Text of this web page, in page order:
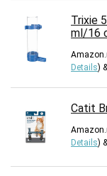
Trixie
ml/16
Details) &
Catit
Details) &